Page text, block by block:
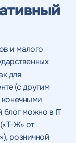
и малого
для
(с другим
конечными
блог можно в IT
Ж» от
розничной